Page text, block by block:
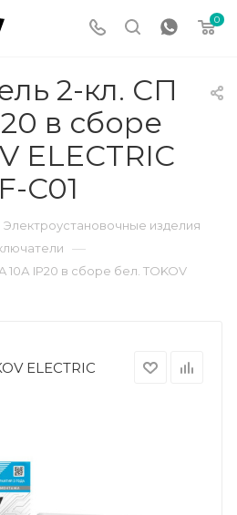
0
2-кл. СП
в сборе
ELECTRIC
C01
Электроустановочные изделия
—
10А IP20 в сборе бел. TOKOV
ELECTRIC